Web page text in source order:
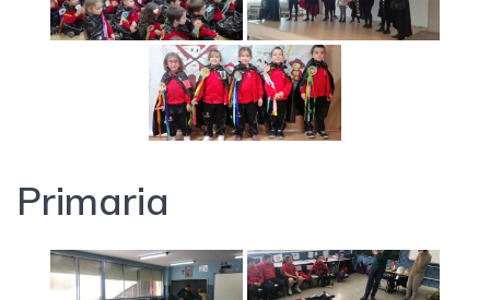
Primaria